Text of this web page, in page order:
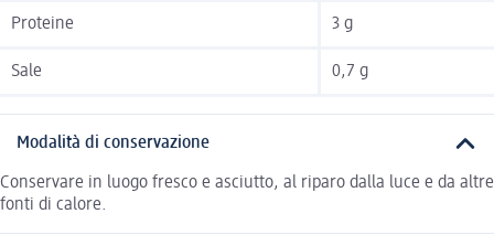
Proteine 3 g
Sale 0,7 g
Modalità di conservazione
Conservare in luogo fresco e asciutto, al riparo dalla luce e da altre
fonti di calore.